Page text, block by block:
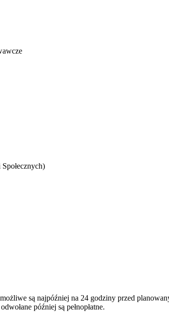
są najpóźniej na 24 godziny przed
później są pełnopłatne.